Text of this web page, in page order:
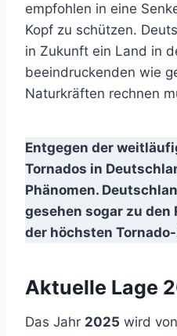
empfohlen in eine
Kopf zu schützen.
in Zukunft ein Land in
beeindruckenden wie
Naturkräften rechnen
Entgegen der
Tornados in
Phänomen.
gesehen sogar zu den
der höchsten
Aktuelle Lage
Das Jahr 2025 wird